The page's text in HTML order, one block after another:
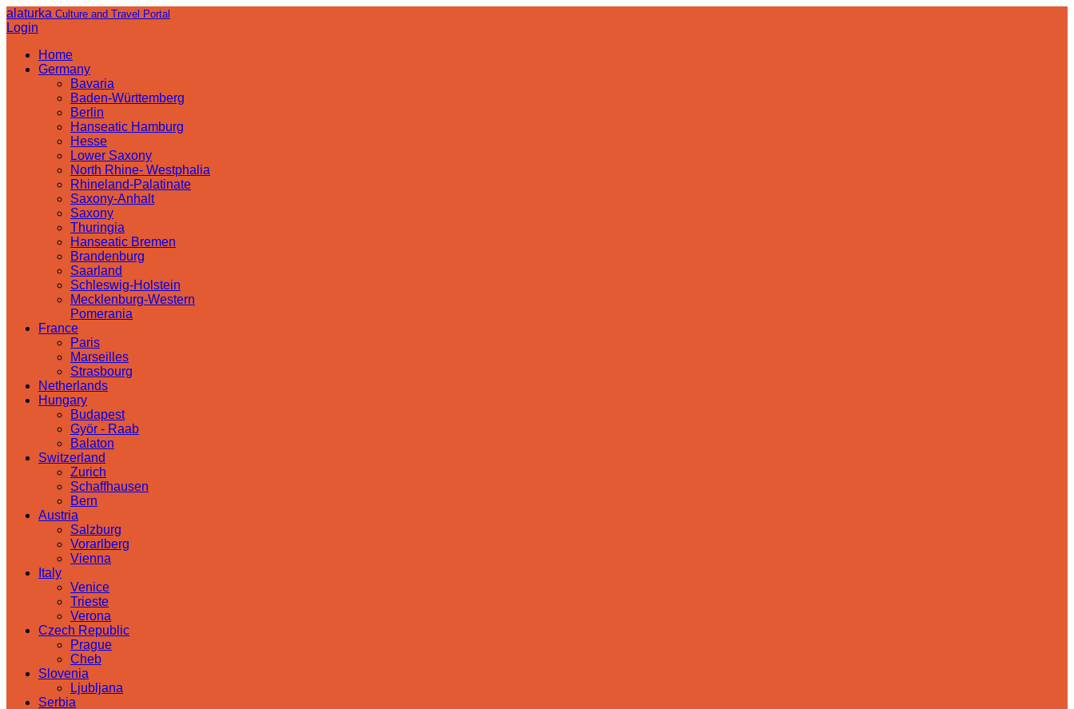
alaturka Culture and Travel Portal
Login
Home
Germany
Bavaria
Baden-Württemberg
Berlin
Hanseatic Hamburg
Hesse
Lower Saxony
North Rhine- Westphalia
Rhineland-Palatinate
Saxony-Anhalt
Saxony
Thuringia
Hanseatic Bremen
Brandenburg
Saarland
Schleswig-Holstein
Mecklenburg-Western
Pomerania
France
Paris
Marseilles
Strasbourg
Netherlands
Hungary
Budapest
Györ - Raab
Balaton
Switzerland
Zurich
Schaffhausen
Bern
Austria
Salzburg
Vorarlberg
Vienna
Italy
Venice
Trieste
Verona
Czech Republic
Prague
Cheb
Slovenia
Ljubljana
Serbia